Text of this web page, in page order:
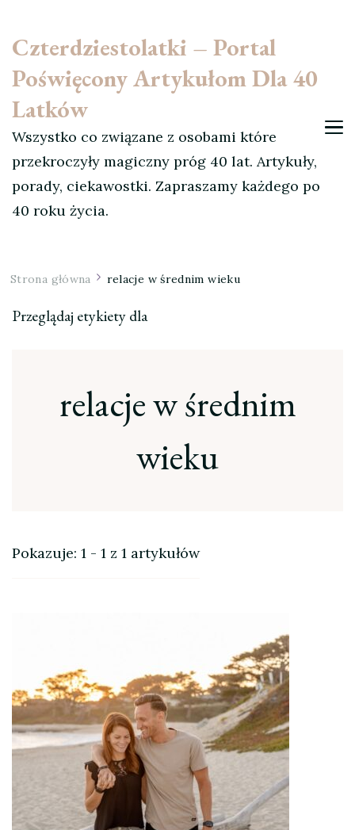
Czterdziestolatki – Portal
Poświęcony Artykułom Dla 40
Latków
Wszystko co związane z osobami które
przekroczyły magiczny próg 40 lat. Artykuły,
porady, ciekawostki. Zapraszamy każdego po
40 roku życia.
Strona główna relacje w średnim wieku
Przeglądaj etykiety dla
relacje w średnim
wieku
Pokazuje: 1 - 1 z 1 artykułów